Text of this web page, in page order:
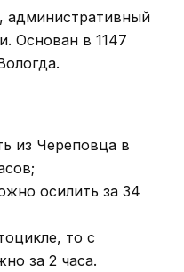
административный
Основан в 1147
из Череповца в
осилить за 34
то с
за 2 часа.